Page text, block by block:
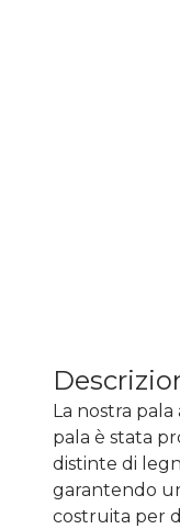
La nostra
pala è stata
distinte di
garantendo
costruita per